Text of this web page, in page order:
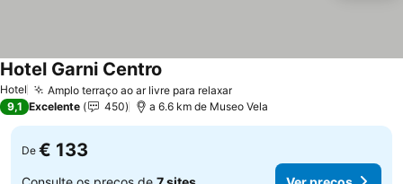
Hotel Amplo terraço ao ar livre para relaxarVer preços
Hotel Garni Centro
9,1 Excelente 450 a 6.6 km de Museo Vela
De € 133